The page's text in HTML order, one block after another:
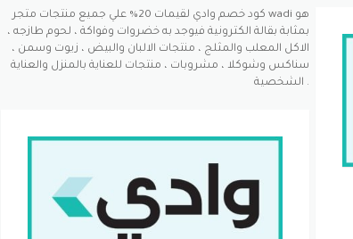
كود خصم وادي لقيمات 20% علي جميع منتجات متجر wadi هو
بمثابة بقالة الكترونية فيوجد به خضروات وفواكة ، لحوم طازجه ،
الاكل المعلب والمثلج ، منتجات الالبان والبيض ، زيوت وسمن ،
سناكس وشوكلا ، مشروبات ، منتجات للعناية بالمنزل والعناية
الشخصية .